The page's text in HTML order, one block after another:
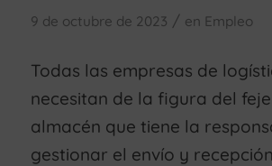
9 de octubre de 2023 / en Empleo
Todas las empresas de
necesitan de la figura del
almacén que tiene la
gestionar el envío y